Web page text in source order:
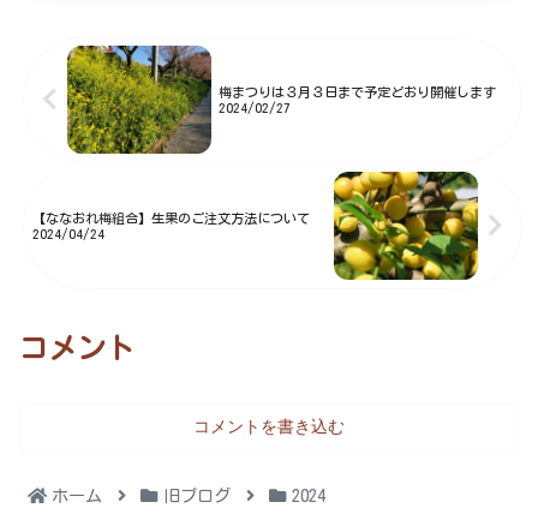
元気に歩いて来ました。組合長
梅まつりは３月３日まで予定どおり開催します
2024/02/27
【ななおれ梅組合】生果のご注文方法について
2024/04/24
コメント
コメントを書き込む
ホーム 旧ブログ 2024